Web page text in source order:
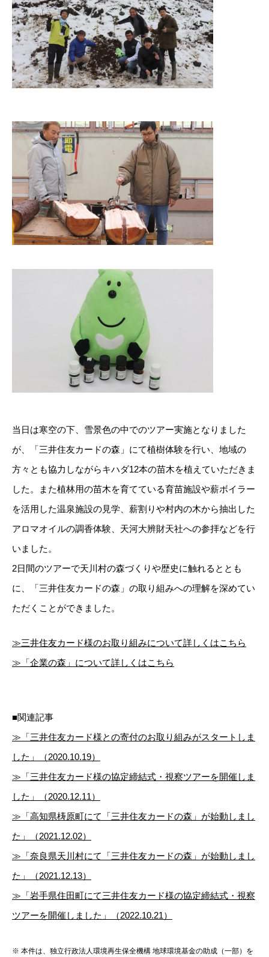
当日は寒空の下、雪景色の中でのツアー実施となりました
が、「三井住友カードの森」にて植樹体験を行い、地域の
方々とも協力しながらキハダ12本の苗木を植えていただきま
した。また植林用の苗木を育てている育苗施設や薪ボイラー
を活用した温泉施設の見学、薪割りや村内の木から抽出した
アロマオイルの調香体験、天河大辨財天社への参拝などを行
いました。
2日間のツアーで天川村の森づくりや歴史に触れるととも
に、「三井住友カードの森」の取り組みへの理解を深めてい
ただくことができました。
≫三井住友カード様のお取り組みについて詳しくはこちら
≫「企業の森」について詳しくはこちら
■関連記事
≫「三井住友カード様との寄付のお取り組みがスタートしま
した」（2020.10.19）
≫「三井住友カード様の協定締結式・視察ツアーを開催しま
した」（2020.12.11）
≫「高知県梼原町にて「三井住友カードの森」が始動しまし
た」（2021.12.02）
≫「奈良県天川村にて「三井住友カードの森」が始動しまし
た」（2021.12.13）
≫「岩手県住田町にて三井住友カード様の協定締結式・視察
ツアーを開催しました」（2022.10.21）
※ 本件は、独立行政法人環境再生保全機構 地球環境基金の助成（一部）を